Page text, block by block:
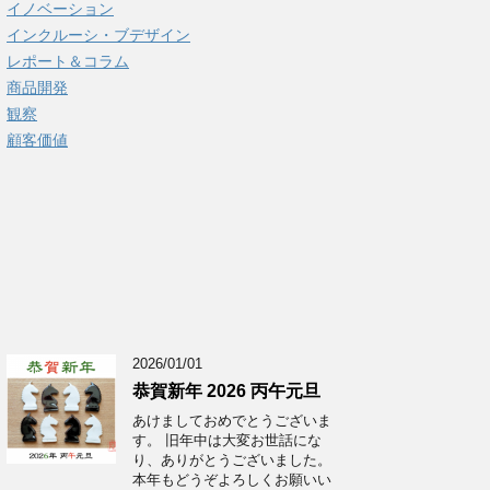
イノベーション
インクルーシ・ブデザイン
レポート＆コラム
商品開発
観察
顧客価値
2026/01/01
恭賀新年 2026 丙午元旦
あけましておめでとうございま
す。 旧年中は大変お世話にな
り、ありがとうございました。
本年もどうぞよろしくお願いい